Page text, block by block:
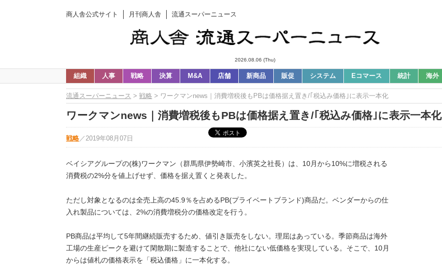
商人舎公式サイト 月刊商人舎 流通スーパーニュース
2026.08.06 (Thu)
組織 人事 戦略 決算 M&A 店舗 新商品 販促 システム Eコマース 統計 海外
流通スーパーニュース > 戦略 > ワークマンnews｜消費増税後もPBは価格据え置き/｢税込み価格｣に表示一本化
ワークマンnews｜消費増税後もPBは価格据え置き/｢税込み価格｣に表示一本化
戦略 ／ 2019年08月07日
ベイシアグループの(株)ワークマン（群馬県伊勢崎市、小濱英之社長）は、10月から10%に増税される
消費税の2%分を値上げせず、価格を据え置くと発表した。
ただし対象となるのは全売上高の45.9％を占めるPB(プライベートブランド)商品だ。ベンダーからの仕
入れ製品については、2%の消費増税分の価格改定を行う。
PB商品は平均して5年間継続販売するため、値引き販売をしない。理屈はあっている。季節商品は海外
工場の生産ピークを避けて閑散期に製造することで、他社にない低価格を実現している。そこで、10月
からは値札の価格表示を「税込価格」に一本化する。